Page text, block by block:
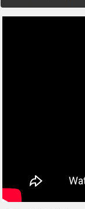
(0 Reviews)